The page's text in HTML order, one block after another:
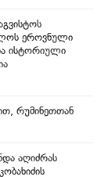
ეროვნული
ისტორიული
რუმინეთთან
აღიძრას